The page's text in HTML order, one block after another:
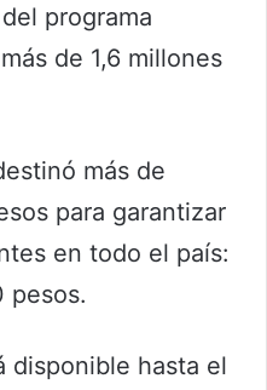
programa
de 1,6 millones
más de
para garantizar
en todo el país:
pesos.
disponible hasta el